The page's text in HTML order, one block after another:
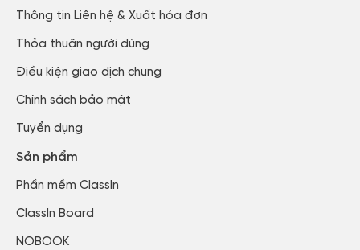
Thông tin Liên hệ & Xuất hóa đơn​
Thỏa thuận người dùng​
Điều kiện giao dịch chung
Chính sách bảo mật​
Tuyển dụng​
Sản phẩm
Phần mềm ClassIn
ClassIn Board
NOBOOK